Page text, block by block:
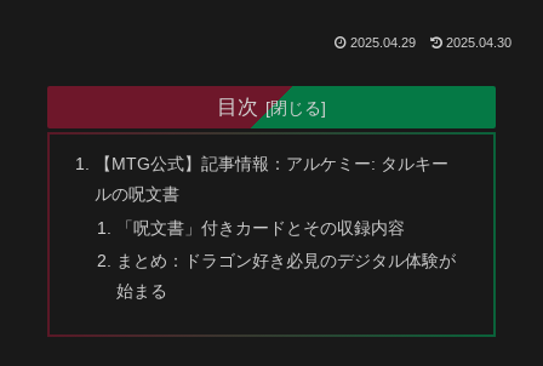
2025.04.29 2025.04.30
目次
【MTG公式】記事情報：アルケミー: タルキー
ルの呪文書
「呪文書」付きカードとその収録内容
まとめ：ドラゴン好き必見のデジタル体験が
始まる